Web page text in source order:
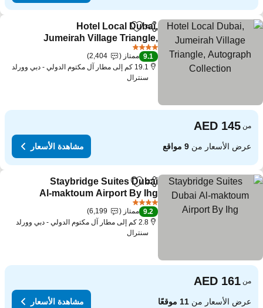
مشاركةAdd to favorites
Hotel Local Dubai,
Jumeirah Village Triangle,
Autograph Collection
9.1 ممتاز
2,404
19.1 كم إلى مطار آل مكتوم الدولي - دبي وورلد
سنترال
من
عرض الأسعار من9 مواقع مشاهدة الأسعار
مشاركةAdd to favorites
Staybridge Suites Dubai
Al-maktoum Airport By Ihg
9.2 ممتاز
6,199
2.8 كم إلى مطار آل مكتوم الدولي - دبي وورلد
سنترال
من
عرض الأسعار من11 موقعًا مشاهدة الأسعار